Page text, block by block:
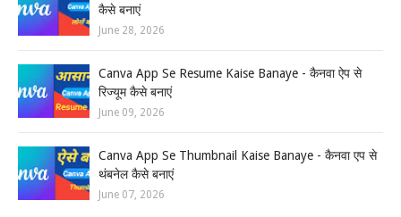
कैसे बनाएं
June 28, 2026
Canva App Se Resume Kaise Banaye - कैनवा ऐप से
रिज्यूम कैसे बनाएं
June 09, 2026
Canva App Se Thumbnail Kaise Banaye - कैनवा एप से
थंबनेल कैसे बनाएं
June 07, 2026